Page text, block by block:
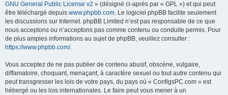
GNU General Public License v2 » (désigné ci-après par « GPL ») et qui peut
être téléchargé depuis www.phpbb.com. Le logiciel phpBB facilite seulement
les discussions sur Internet. phpBB Limited n’est pas responsable de ce que
nous acceptons ou n’acceptons pas comme contenu ou conduite permis. Pour
de plus amples informations au sujet de phpBB, veuillez consulter :
https://www.phpbb.com/.
Vous acceptez de ne pas publier de contenu abusif, obscène, vulgaire,
diffamatoire, choquant, menaçant, à caractère sexuel ou tout autre contenu qui
peut transgresser les lois de votre pays, du pays où « ConfigsPC.com » est
hébergé ou les lois internationales. Le faire peut vous mener à un